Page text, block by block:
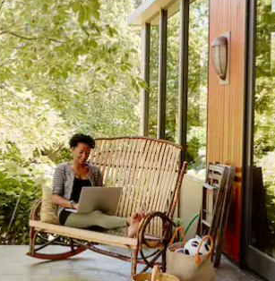
კლავიშები ზემოთ/ქვემოთ